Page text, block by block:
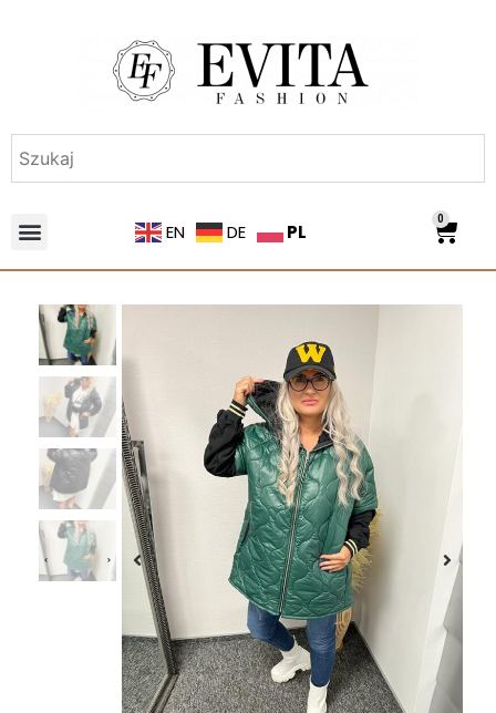
EN DE PL
0